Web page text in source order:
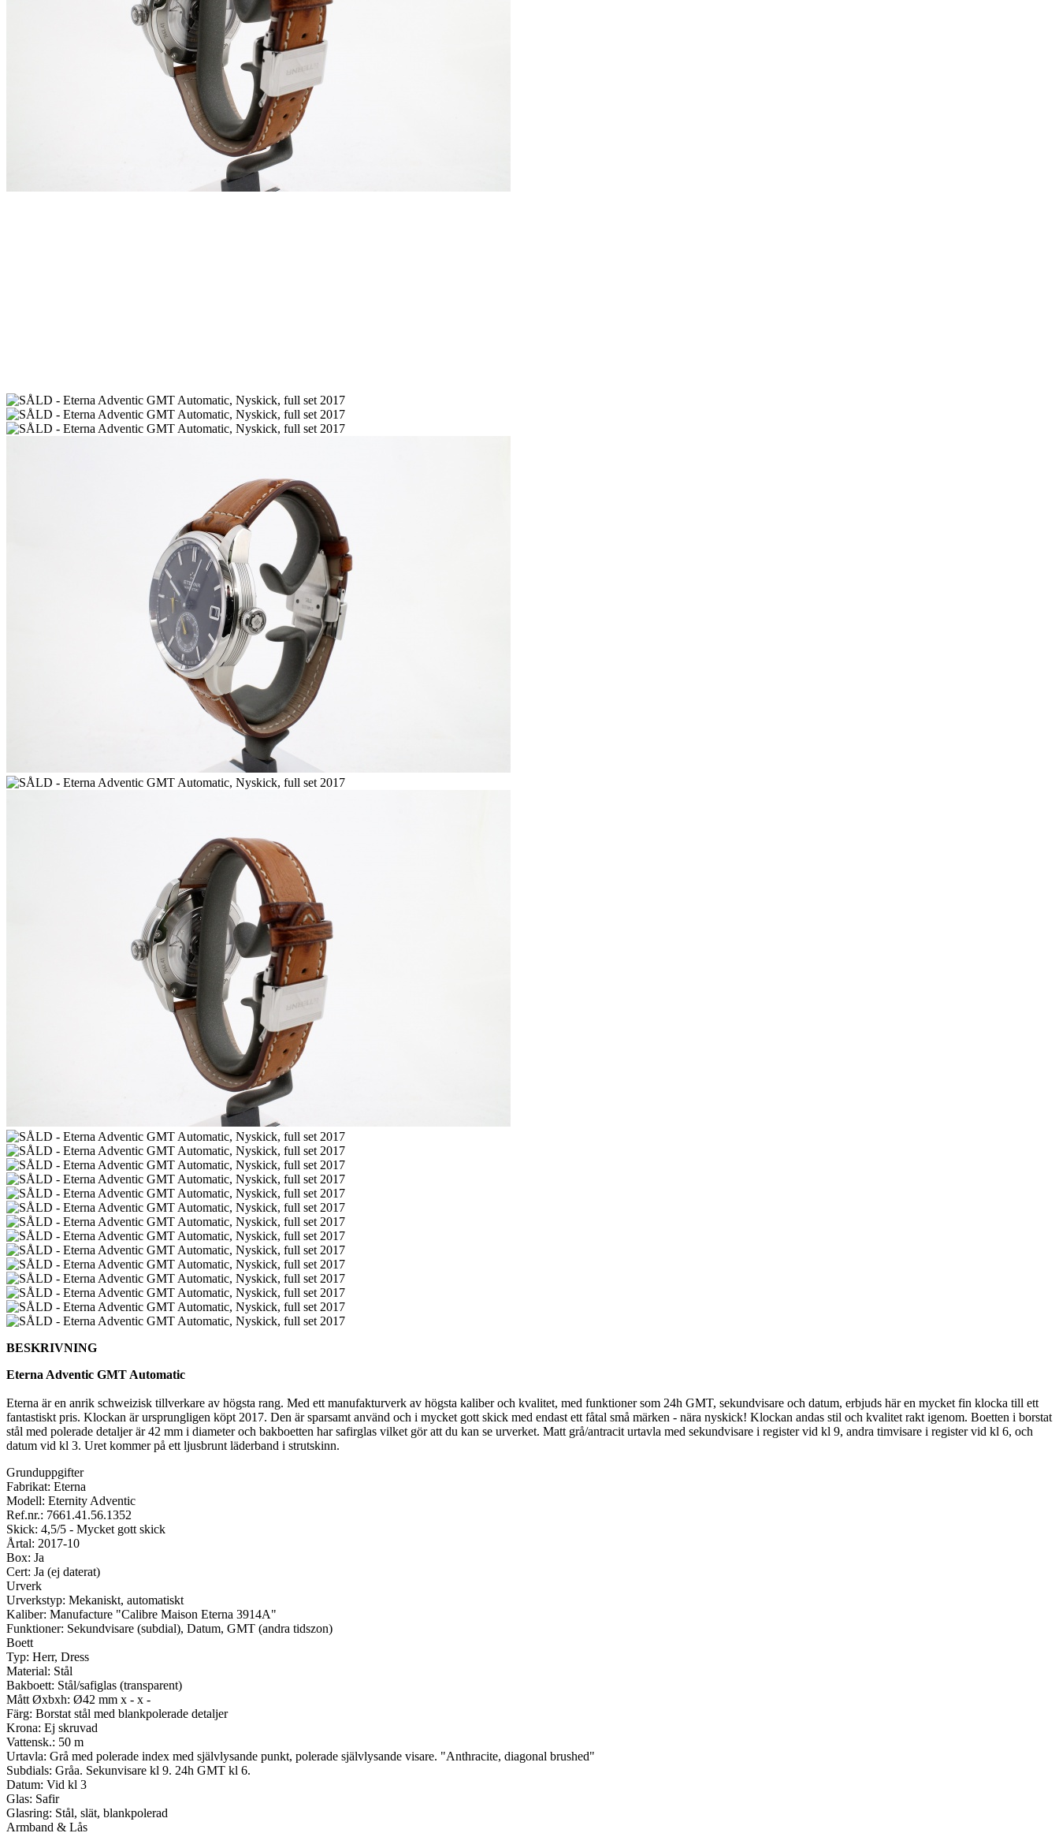
BESKRIVNING
Eterna Adventic GMT Automatic
Eterna är en anrik schweizisk tillverkare av högsta rang. Med ett manufakturverk av högsta kaliber och kvalitet, med funktioner som 24h GMT, sekundvisare och datum, erbjuds här en mycket fin klocka till ett
fantastiskt pris. Klockan är ursprungligen köpt 2017. Den är sparsamt använd och i mycket gott skick med endast ett fåtal små märken - nära nyskick! Klockan andas stil och kvalitet rakt igenom. Boetten i borstat
stål med polerade detaljer är 42 mm i diameter och bakboetten har safirglas vilket gör att du kan se urverket. Matt grå/antracit urtavla med sekundvisare i register vid kl 9, andra timvisare i register vid kl 6, och
datum vid kl 3. Uret kommer på ett ljusbrunt läderband i strutskinn.
Grunduppgifter
Fabrikat: Eterna
Modell: Eternity Adventic
Ref.nr.: 7661.41.56.1352
Skick: 4,5/5 - Mycket gott skick
Årtal: 2017-10
Box: Ja
Cert: Ja (ej daterat)
Urverk
Urverkstyp: Mekaniskt, automatiskt
Kaliber: Manufacture "Calibre Maison Eterna 3914A"
Funktioner: Sekundvisare (subdial), Datum, GMT (andra tidszon)
Boett
Typ: Herr, Dress
Material: Stål
Bakboett: Stål/safiglas (transparent)
Mått Øxbxh: Ø42 mm x - x -
Färg: Borstat stål med blankpolerade detaljer
Krona: Ej skruvad
Vattensk.: 50 m
Urtavla: Grå med polerade index med självlysande punkt, polerade självlysande visare. "Anthracite, diagonal brushed"
Subdials: Gråa. Sekunvisare kl 9. 24h GMT kl 6.
Datum: Vid kl 3
Glas: Safir
Glasring: Stål, slät, blankpolerad
Armband & Lås